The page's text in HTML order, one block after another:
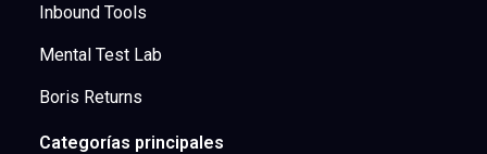
Inbound Tools
Mental Test Lab
Boris Returns
Categorías principales